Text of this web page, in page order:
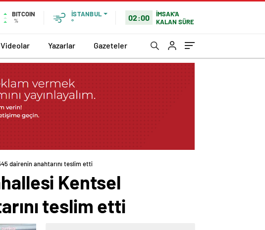
BITCOIN
%
İSTANBUL
°
02:00
İMSAK'A
KALAN SÜRE
Videolar Yazarlar Gazeteler
dairenin anahtarını teslim etti
Kentsel
teslim etti